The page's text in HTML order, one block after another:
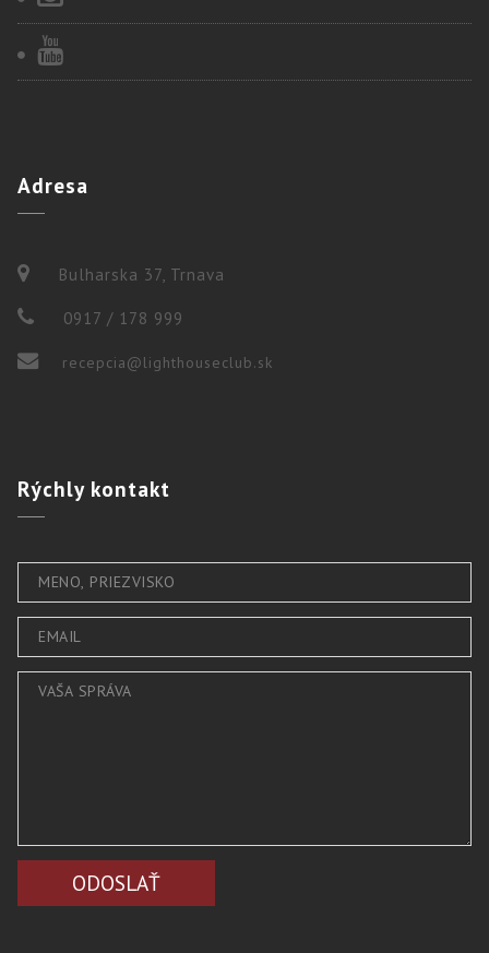
Adresa
Bulharska 37, Trnava
0917 / 178 999
recepcia@lighthouseclub.sk
Rýchlykontakt